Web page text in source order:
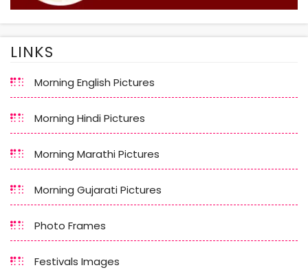
LINKS
Morning English Pictures
Morning Hindi Pictures
Morning Marathi Pictures
Morning Gujarati Pictures
Photo Frames
Festivals Images